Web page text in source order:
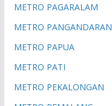
METRO PAGARALAM
METRO PANGANDARAN
METRO PAPUA
METRO PATI
METRO PEKALONGAN